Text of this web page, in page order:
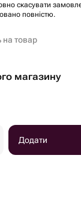
скасувати
повністю.
на товар
магазину
Додати